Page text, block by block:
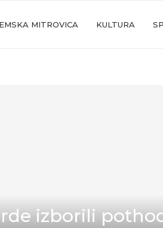
MITROVICA KULTURA
izborili